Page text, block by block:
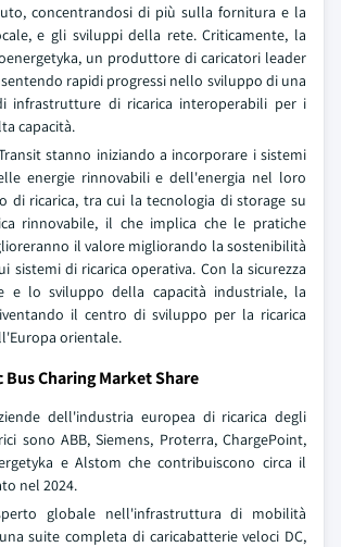
concentrandosi di più sulla fornitura e la
e gli sviluppi della rete. Criticamente, la
un produttore di caricatori leader
rapidi progressi nello sviluppo di una
infrastrutture di ricarica interoperabili per i
capacità.
stanno iniziando a incorporare i sistemi
energie rinnovabili e dell'energia nel loro
di ricarica, tra cui la tecnologia di storage su
rinnovabile, il che implica che le pratiche
il valore migliorando la sostenibilità
sistemi di ricarica operativa. Con la sicurezza
e lo sviluppo della capacità industriale, la
il centro di sviluppo per la ricarica
orientale.
Charing Market Share
dell'industria europea di ricarica degli
sono ABB, Siemens, Proterra, ChargePoint,
e Alstom che contribuiscono circa il
nel 2024.
globale nell'infrastruttura di mobilità
suite completa di caricabatterie veloci DC,